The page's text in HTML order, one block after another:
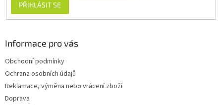
PŘIHLÁSIT SE
Informace pro vás
Obchodní podmínky
Ochrana osobních údajů
Reklamace, výměna nebo vrácení zboží
Doprava